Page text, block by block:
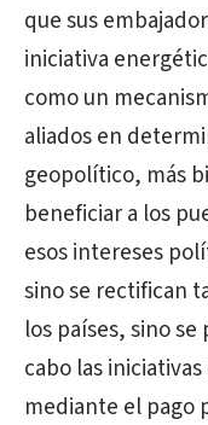
que sus
iniciativa
como un
aliados en
geopolítico, más
beneficiar a los
esos intereses
sino se rectifican
los países, sino
cabo las
mediante el pago